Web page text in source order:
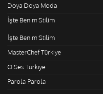
Doya Doya Moda
İşte Benim Stilim
İşte Benim Stilim
MasterChef Türkiye
O Ses Türkiye
Parola Parola